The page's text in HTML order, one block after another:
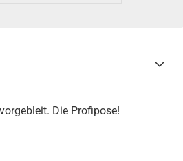
Die Profipose!